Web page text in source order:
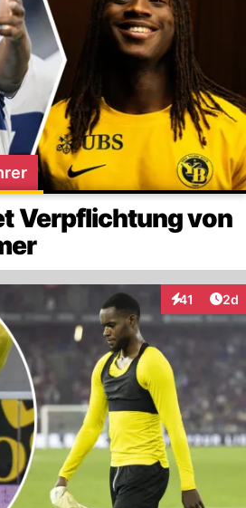
Verpflichtung von
41
Interaktionen
2d